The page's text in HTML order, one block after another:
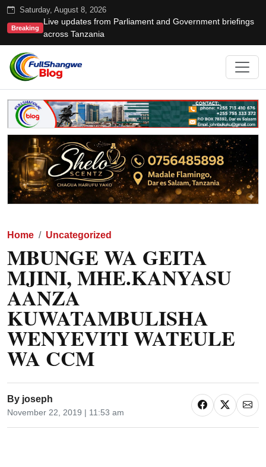
Saturday, August 8, 2026
Breaking
Live updates from Parliament and Government briefings
across Tanzania
Home Uncategorized
MBUNGE WA GEITA
MJINI, MHE.KANYASU
AANZA
KUWATAMBULISHA
WENYEVITI WATEULE
WA CCM
By joseph
November 22, 2019 | 11:53 am